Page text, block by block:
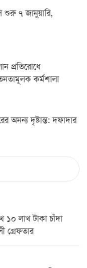
৭ জানুয়ারি,
প্রতিরোধে
কর্মশালা
অনন্য দৃষ্টান্ত: দফাদার
১০ লাখ টাকা চাঁদা
গ্রেফতার